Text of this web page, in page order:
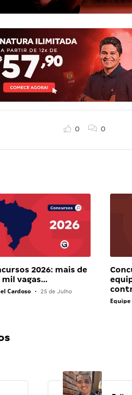
0 0
2026: mais de
mil vagas…
Cardoso • 25 de Julho
Equipe